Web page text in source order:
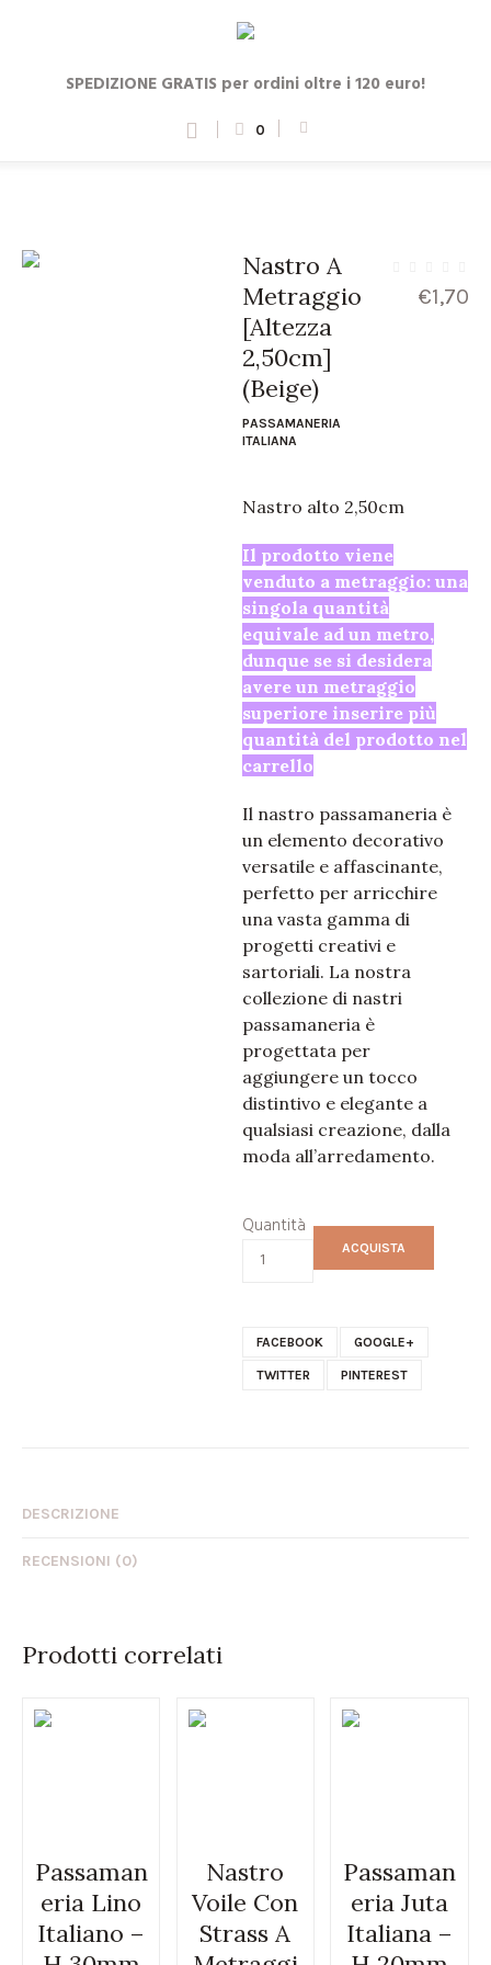
SPEDIZIONE GRATIS per ordini oltre i 120 euro!
0
€1,70
Nastro A
Metraggio
[Altezza
2,50cm]
(Beige)
PASSAMANERIA
ITALIANA
Nastro alto 2,50cm
Il prodotto viene
venduto a metraggio: una
singola quantità
equivale ad un metro,
dunque se si desidera
avere un metraggio
superiore inserire più
quantità del prodotto nel
carrello
Il nastro passamaneria è
un elemento decorativo
versatile e affascinante,
perfetto per arricchire
una vasta gamma di
progetti creativi e
sartoriali. La nostra
collezione di nastri
passamaneria è
progettata per
aggiungere un tocco
distintivo e elegante a
qualsiasi creazione, dalla
moda all’arredamento.
Quantità
ACQUISTA
FACEBOOK GOOGLE+
TWITTER PINTEREST
DESCRIZIONE
RECENSIONI (0)
Prodotti correlati
Passaman
eria Lino
Italiano –
Nastro
Voile Con
Strass A
Passaman
eria Juta
Italiana –